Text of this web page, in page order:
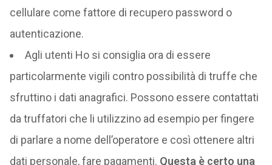
cellulare come fattore di recupero password o
autenticazione.
Agli utenti Ho si consiglia ora di essere
particolarmente vigili contro possibilità di truffe che
sfruttino i dati anagrafici. Possono essere contattati
da truffatori che li utilizzino ad esempio per fingere
di parlare a nome dell’operatore e così ottenere altri
dati personale, fare pagamenti. Questa è certo una